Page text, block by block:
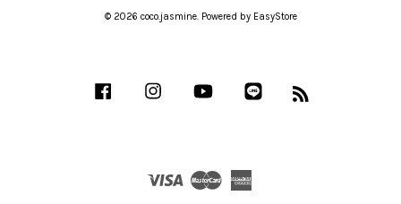
© 2026 coco.jasmine. Powered by EasyStore
Facebook Instagram YouTube
Visa Master